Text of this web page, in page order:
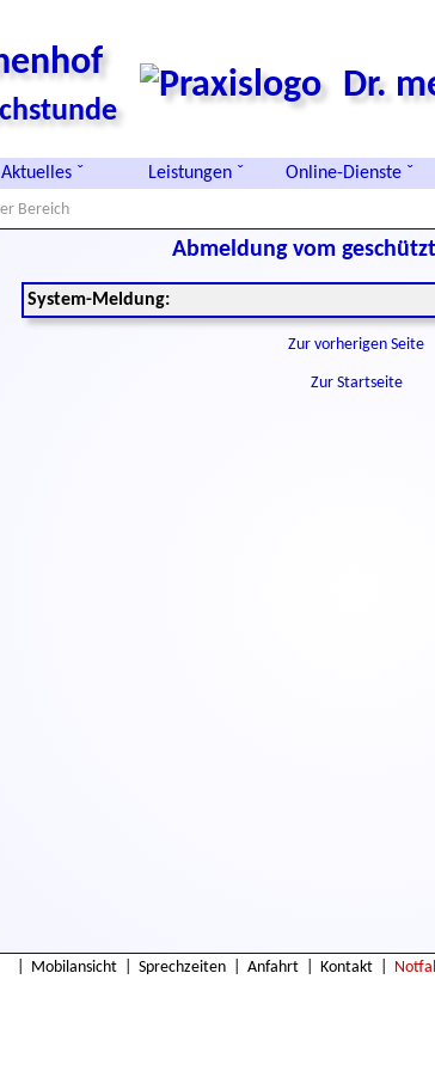
Dr.
Aktuelles ˇ Leistungen ˇ Online-Dienste ˇ
Bereich
Abmeldung vom
System-Meldung:
Zur vorherigen Seite
Zur Startseite
Mobilansicht Sprechzeiten Anfahrt Kontakt